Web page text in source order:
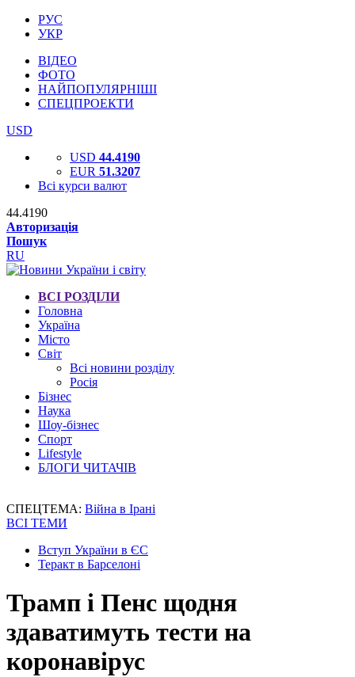
РУС
УКР
ВІДЕО
ФОТО
НАЙПОПУЛЯРНІШІ
СПЕЦПРОЕКТИ
USD
USD 44.4190
EUR 51.3207
Всі курси валют
44.4190
Авторизація
Пошук
RU
ВСІ РОЗДІЛИ
Головна
Україна
Місто
Світ
Всі новини розділу
Росія
Бізнес
Наука
Шоу-бізнес
Спорт
Lifestyle
БЛОГИ ЧИТАЧІВ
СПЕЦТЕМА: Війна в Ірані
ВСІ ТЕМИ
Вступ України в ЄС
Теракт в Барселоні
Трамп і Пенс щодня
здаватимуть тести на
коронавірус